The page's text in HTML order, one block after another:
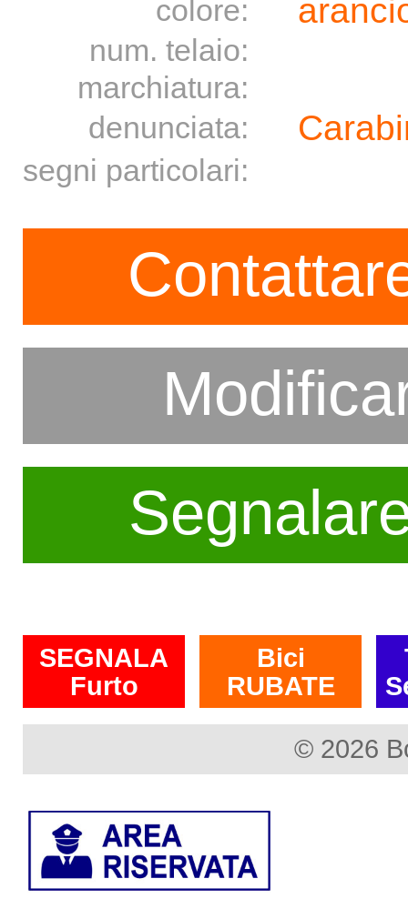
colore:
num. telaio:
marchiatura:
denunciata:
segni particolari:
SEGNALA
Furto
Bici
RUBATE
© 2026